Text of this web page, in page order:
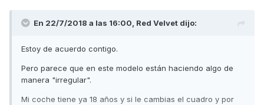
para Android IOS herramienta de diagnóstico automotriz
BM2 Analizador de batería
https://s.click.aliexpress.com/e/c7zcCFr2
Enviado desde mi RNE-L21 mediante Tapatalk
En 22/7/2018 a las 16:00, Red Velvet dijo:
Estoy de acuerdo contigo.
Pero parece que en este modelo están haciendo algo de
manera "irregular".
Mi coche tiene ya 18 años y si le cambias el cuadro y por